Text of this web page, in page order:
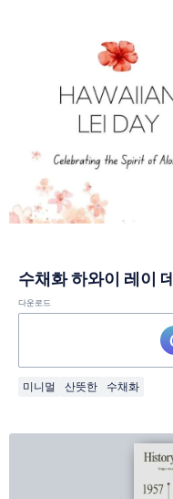
수채화 하와이 레이
다운로드
미니멀 산뜻한 수채화